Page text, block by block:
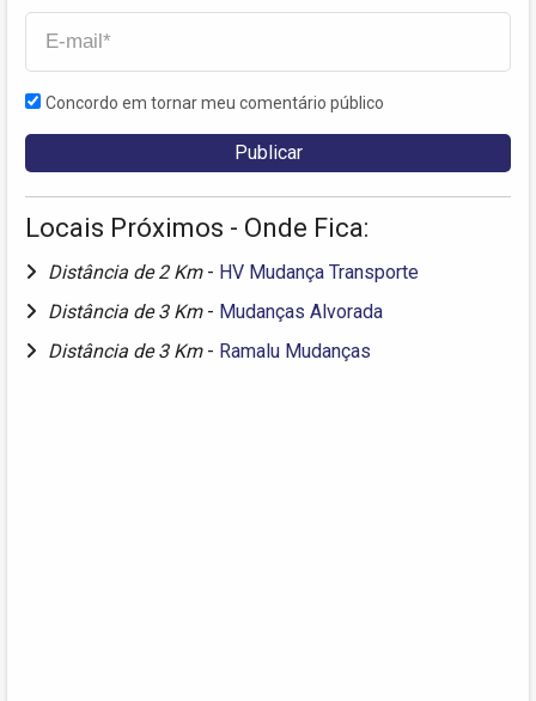
Concordo em tornar meu comentário público
Locais Próximos - Onde Fica:
Distância de 2 Km - HV Mudança Transporte
Distância de 3 Km - Mudanças Alvorada
Distância de 3 Km - Ramalu Mudanças